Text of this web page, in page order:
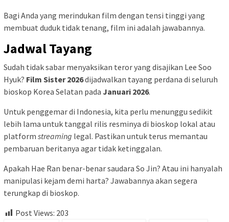
Bagi Anda yang merindukan film dengan tensi tinggi yang
membuat duduk tidak tenang, film ini adalah jawabannya.
Jadwal Tayang
Sudah tidak sabar menyaksikan teror yang disajikan Lee Soo
Hyuk? Film Sister 2026dijadwalkan tayang perdana di seluruh
bioskop Korea Selatan pada Januari 2026.
Untuk penggemar di Indonesia, kita perlu menunggu sedikit
lebih lama untuk tanggal rilis resminya di bioskop lokal atau
platform streaming legal. Pastikan untuk terus memantau
pembaruan beritanya agar tidak ketinggalan.
Apakah Hae Ran benar-benar saudara So Jin? Atau ini hanyalah
manipulasi kejam demi harta? Jawabannya akan segera
terungkap di bioskop.
Post Views: 203